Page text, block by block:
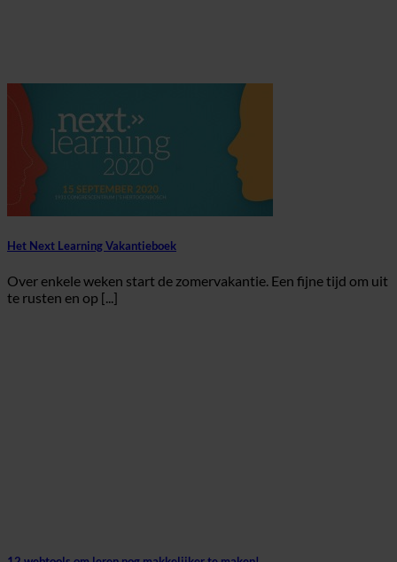
Het Next Learning Vakantieboek
Over enkele weken start de zomervakantie. Een fijne tijd om uit
te rusten en op [...]